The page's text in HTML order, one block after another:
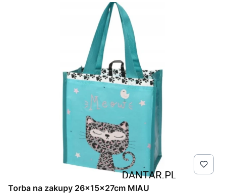
Torba na zakupy 26x15x27cm MIAU